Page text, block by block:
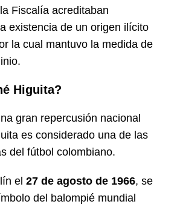
Fiscalía acreditaban
existencia de un origen ilícito
la cual mantuvo la medida de
Higuita?
gran repercusión nacional
es considerado una de las
del fútbol colombiano.
el 27 de agosto de 1966, se
del balompié mundial